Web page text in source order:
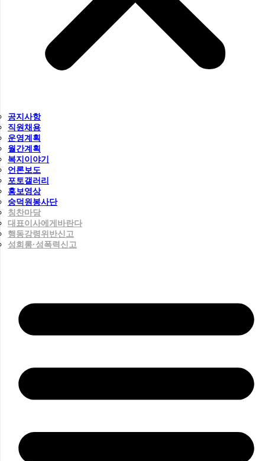
공지사항
직원채용
운영계획
월간계획
복지이야기
언론보도
포토갤러리
홍보영상
숭덕원봉사단
칭찬마당
대표이사에게바란다
행동강령위반신고
성희롱·성폭력신고